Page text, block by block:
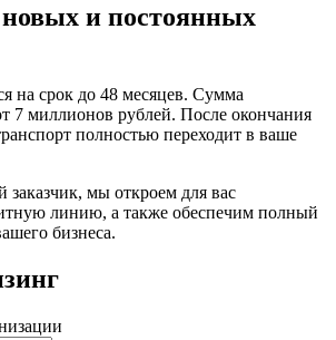
и постоянных
на срок до 48 месяцев. Сумма
7 миллионов рублей. После окончания
полностью переходит в ваше
мы откроем для вас
линию, а также обеспечим полный
бизнеса.